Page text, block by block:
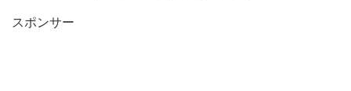
スポンサー